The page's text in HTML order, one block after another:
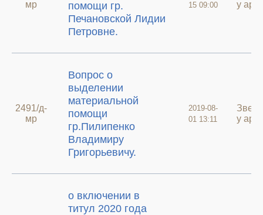
мр
помощи гр.
Печановской Лидии
Петровне.
15 09:00
у
2491/д-
мр
Вопрос о
выделении
материальной
помощи
гр.Пилипенко
Владимиру
Григорьевичу.
2019-08-
01 13:11
у
о включении в
титул 2020 года